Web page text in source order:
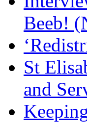
Beeb!
St
and